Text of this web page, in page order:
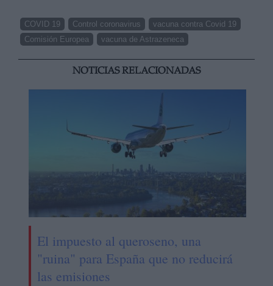
COVID 19 Control coronavirus
vacuna contra Covid 19
Comisión Europea
vacuna de Astrazeneca
NOTICIAS RELACIONADAS
El impuesto al queroseno, una
"ruina" para España que no reducirá
las emisiones